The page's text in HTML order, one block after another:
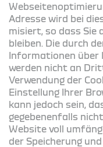
Adresse wird bei
mi­siert, so dass Sie
bleiben. Die durch
Informationen über
werden nicht an
Verwendung der
Einstellung Ihrer
kann jedoch sein,
gegebenenfalls
Website voll
der Speicherung